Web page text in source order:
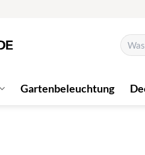
Suchen
nach:
Gartenbeleuchtung